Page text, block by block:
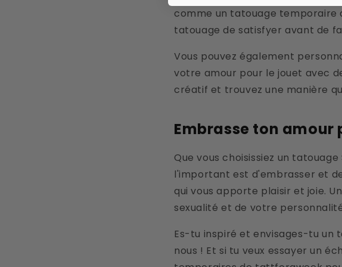
comme un tatouage temporaire
tatouage de satisfyer avant de
Vous pouvez également
votre amour pour le jouet avec
créatif et trouvez une manière
Embrasse ton amour
Que vous choisissiez un
l'important est d'embrasser et
qui vous apporte plaisir et joie.
sexualité et de votre
Es-tu inspiré et envisages-tu un
nous ! Et si tu veux essayer un